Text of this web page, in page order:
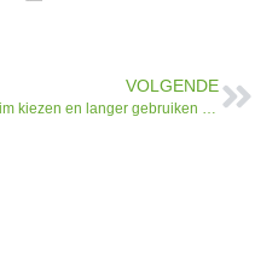
VOLGENDE
Slim kiezen en langer gebruiken met goede elektronica en fietsservice